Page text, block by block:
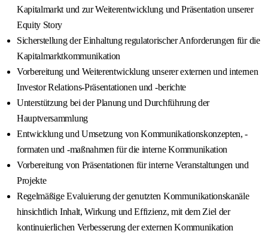
Kapitalmarkt und zur Weiterentwicklung und Präsentation unserer
Equity Story
Sicherstellung der Einhaltung regulatorischer Anforderungen für die
Kapitalmarktkommunikation
Vorbereitung und Weiterentwicklung unserer externen und internen
Investor Relations-Präsentationen und -berichte
Unterstützung bei der Planung und Durchführung der
Hauptversammlung
Entwicklung und Umsetzung von Kommunikationskonzepten, -
formaten und -maßnahmen für die interne Kommunikation
Vorbereitung von Präsentationen für interne Veranstaltungen und
Projekte
Regelmäßige Evaluierung der genutzten Kommunikationskanäle
hinsichtlich Inhalt, Wirkung und Effizienz, mit dem Ziel der
kontinuierlichen Verbesserung der externen Kommunikation